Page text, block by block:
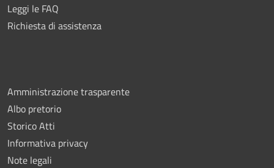
Leggi le FAQ
Richiesta di assistenza
Amministrazione trasparente
Albo pretorio
Storico Atti
Informativa privacy
Note legali